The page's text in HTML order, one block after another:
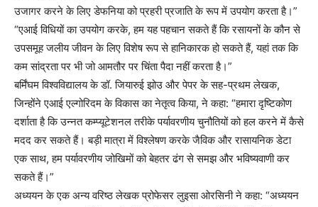
उजागर करने के लिए डेफनिया को प्रहरी प्रजाति के रूप में उपयोग करता है।”
“एआई विधियों का उपयोग करके, हम यह पहचान सकते हैं कि रसायनों के कौन से
उपसमूह जलीय जीवन के लिए विशेष रूप से हानिकारक हो सकते हैं, यहां तक ​​​​कि
कम सांद्रता पर भी जो आमतौर पर चिंता पैदा नहीं करता है।”
बर्मिंघम विश्वविद्यालय के डॉ. जियारुई झोउ और पेपर के सह-प्रथम लेखक,
जिन्होंने एआई एल्गोरिदम के विकास का नेतृत्व किया, ने कहा: “हमारा दृष्टिकोण
दर्शाता है कि उन्नत कम्प्यूटेशनल तरीके पर्यावरणीय चुनौतियों को हल करने में कैसे
मदद कर सकते हैं। बड़ी मात्रा में विश्लेषण करके जैविक और रासायनिक डेटा
एक साथ, हम पर्यावरणीय जोखिमों को बेहतर ढंग से समझ और भविष्यवाणी कर
सकते हैं।”
अध्ययन के एक अन्य वरिष्ठ लेखक प्रोफेसर लुइसा ओरसिनी ने कहा: “अध्ययन